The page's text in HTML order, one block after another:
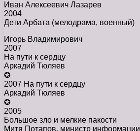
Иван Алексеевич Лазарев
2004
Дети Арбата (мелодрама, военный)
Игорь Владимирович
2007
На пути к сердцу
Аркадий Тюляев
✪
2007 На пути к сердцу
Аркадий Тюляев
✪
2005
Большое зло и мелкие пакости
Митя Потапов, министр информации